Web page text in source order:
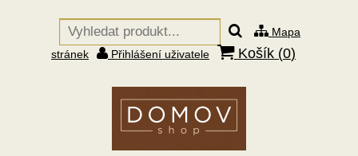
Mapa
stránek
Přihlášení uživatele Košík (0)